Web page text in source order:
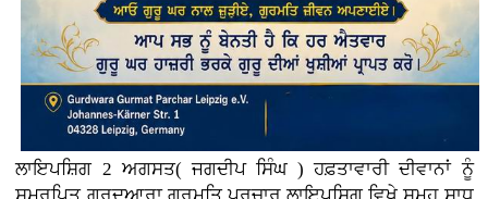
ਲਾਇਪਸ਼ਿਗ 2 ਅਗਸਤ( ਜਗਦੀਪ ਸਿੰਘ ) ਹਫ਼ਤਾਵਾਰੀ ਦੀਵਾਨਾਂ ਨੂੰ